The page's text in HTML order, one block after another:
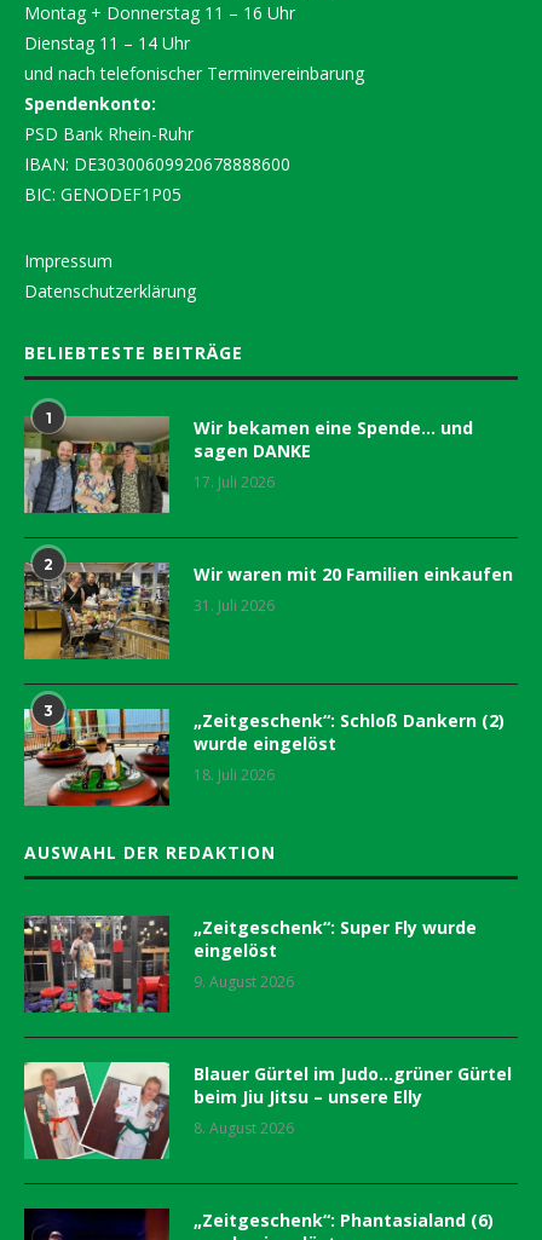
Montag + Donnerstag 11 – 16 Uhr
Dienstag 11 – 14 Uhr
und nach telefonischer Terminvereinbarung
Spendenkonto:
PSD Bank Rhein-Ruhr
IBAN: DE30300609920678888600
BIC: GENODEF1P05
Impressum
Datenschutzerklärung
BELIEBTESTE BEITRÄGE
1
Wir bekamen eine Spende… und
sagen DANKE
17. Juli 2026
2 Wir waren mit 20 Familien einkaufen
31. Juli 2026
3
„Zeitgeschenk“: Schloß Dankern (2)
wurde eingelöst
18. Juli 2026
AUSWAHL DER REDAKTION
„Zeitgeschenk“: Super Fly wurde
eingelöst
9. August 2026
Blauer Gürtel im Judo…grüner Gürtel
beim Jiu Jitsu – unsere Elly
8. August 2026
„Zeitgeschenk“: Phantasialand (6)